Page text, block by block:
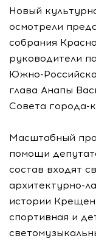
Новый
осмотрели
собрания
руководители
Южно-
глава Анапы
Совета города-
Масштабный
помощи
состав входят
архитектурно-
истории
спортивная и